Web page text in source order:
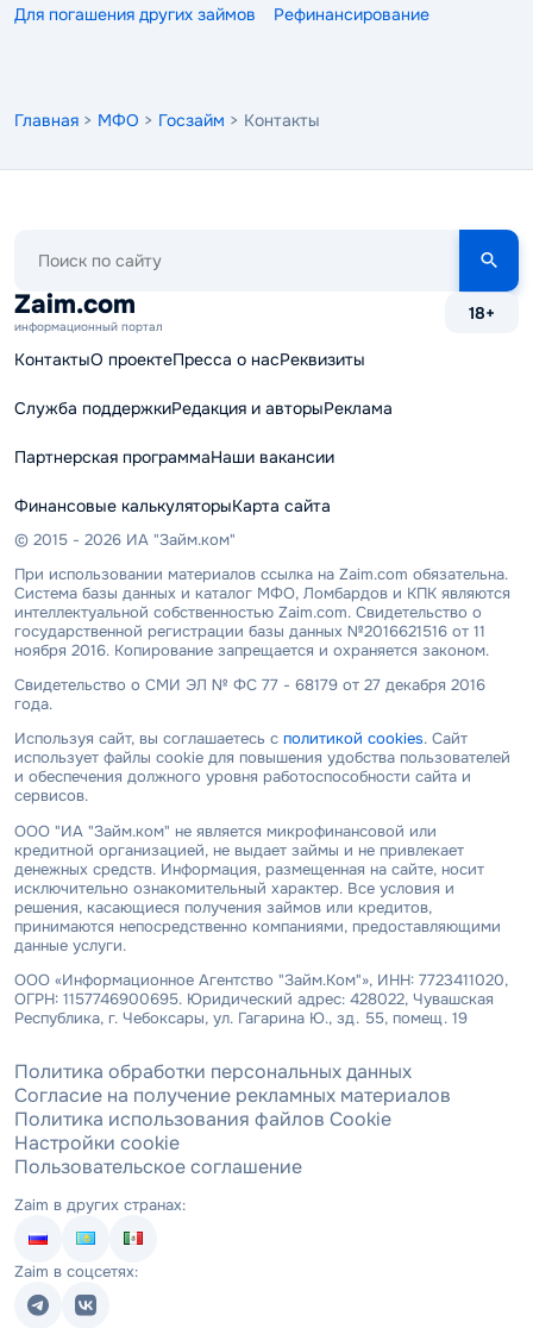
Для погашения других займов Рефинансирование
Главная > МФО > Госзайм > Контакты
сайту
Zaim.com
информационный портал
18+
КонтактыО проектеПресса о насРеквизиты
Служба поддержкиРедакция и авторыРеклама
Партнерская программаНаши вакансии
Финансовые калькуляторыКарта сайта
© 2015 - 2026 ИА "Займ.ком"
При использовании материалов ссылка на Zaim.com обязательна.
Система базы данных и каталог МФО, Ломбардов и КПК являются
интеллектуальной собственностью Zaim.com. Свидетельство о
государственной регистрации базы данных №2016621516 от 11
ноября 2016. Копирование запрещается и охраняется законом.
Свидетельство о СМИ ЭЛ № ФС 77 - 68179 от 27 декабря 2016
года.
Используя сайт, вы соглашаетесь с политикой cookies. Сайт
использует файлы cookie для повышения удобства пользователей
и обеспечения должного уровня работоспособности сайта и
сервисов.
ООО "ИА "Займ.ком" не является микрофинансовой или
кредитной организацией, не выдает займы и не привлекает
денежных средств. Информация, размещенная на сайте, носит
исключительно ознакомительный характер. Все условия и
решения, касающиеся получения займов или кредитов,
принимаются непосредственно компаниями, предоставляющими
данные услуги.
ООО «Информационное Агентство "Займ.Ком"», ИНН: 7723411020,
ОГРН: 1157746900695. Юридический адрес: 428022, Чувашская
Республика, г. Чебоксары, ул. Гагарина Ю., зд. 55, помещ. 19
Политика обработки персональных данных
Согласие на получение рекламных материалов
Политика использования файлов Cookie
Настройки cookie
Пользовательское соглашение
Zaim в других странах:
Zaim в соцсетях: